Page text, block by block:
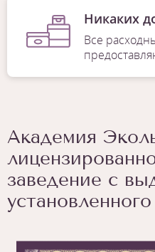
Никаких
Все
Академия
заведение с